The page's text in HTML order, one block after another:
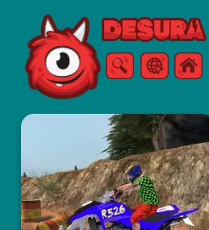
Free Online Games
ZoekenMenu